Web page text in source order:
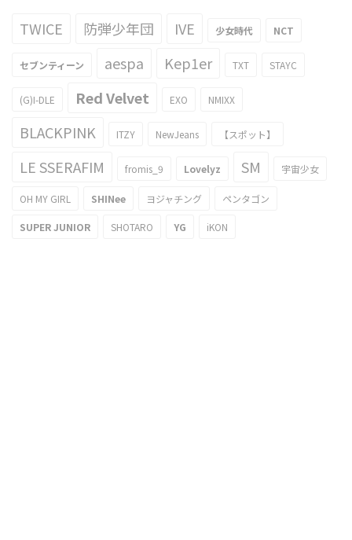
TWICE 防弾少年団 IVE 少女時代 NCT
セブンティーン aespa Kep1er TXT STAYC
(G)I-DLE Red Velvet EXO NMIXX
BLACKPINK ITZY NewJeans 【スポット】
LE SSERAFIM fromis_9 Lovelyz SM 宇宙少女
OH MY GIRL SHINee ヨジャチング ペンタゴン
SUPER JUNIOR SHOTARO YG iKON